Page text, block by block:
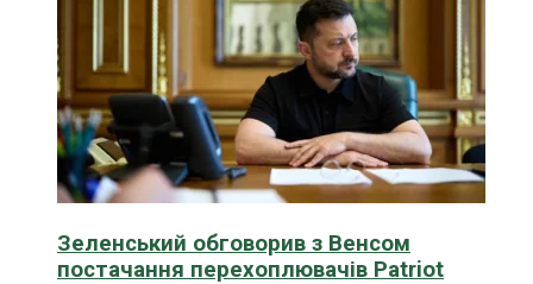
Зеленський обговорив з Венсом
постачання перехоплювачів Patriot